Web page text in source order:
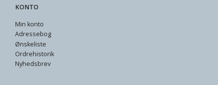
KONTO
Min konto
Adressebog
Ønskeliste
Ordrehistorik
Nyhedsbrev